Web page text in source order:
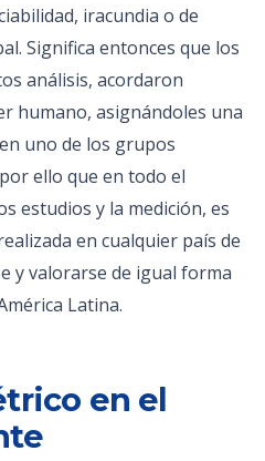
iracundia o de
Significa entonces que los
análisis, acordaron
humano, asignándoles una
uno de los grupos
ello que en todo el
estudios y la medición, es
en cualquier país de
y valorarse de igual forma
Latina.
en el